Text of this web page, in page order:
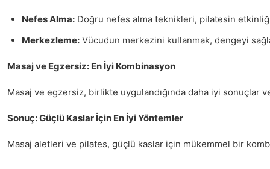
Nefes Alma: Doğru nefes alma teknikleri, pilatesin
Merkezleme: Vücudun merkezini kullanmak, dengeyi
Masaj ve Egzersiz: En İyi Kombinasyon
Masaj ve egzersiz, birlikte uygulandığında daha iyi sonuçlar
Sonuç: Güçlü Kaslar İçin En İyi Yöntemler
Masaj aletleri ve pilates, güçlü kaslar için mükemmel bir